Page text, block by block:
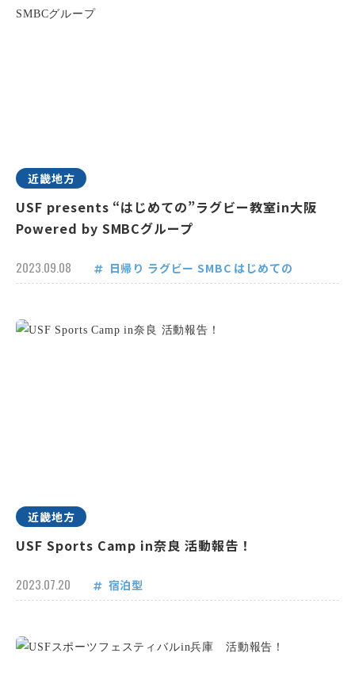
近畿地方
USF presents “はじめての”ラグビー教室in大阪
Powered by SMBCグループ
2023.09.08 日帰り ラグビー SMBC はじめての
近畿地方
USF Sports Camp in奈良 活動報告！
2023.07.20 宿泊型